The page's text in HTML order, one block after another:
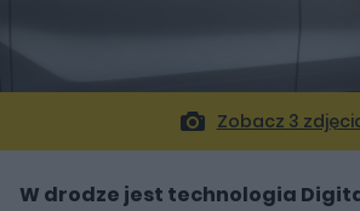
Zobacz 3
W drodze jest technologia